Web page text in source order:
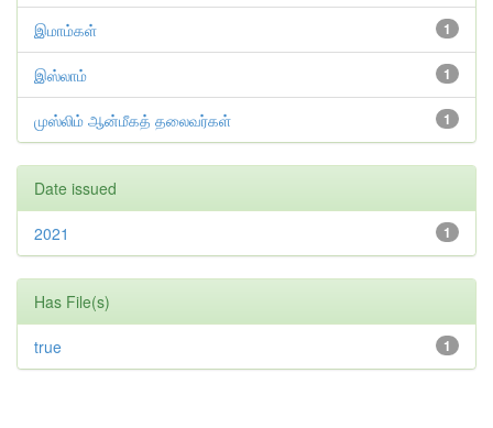
1
இமாம்கள்
1
இஸ்லாம்
1
முஸ்லிம் ஆன்மீகத் தலைவர்கள்
Date issued
1
2021
Has File(s)
1
true